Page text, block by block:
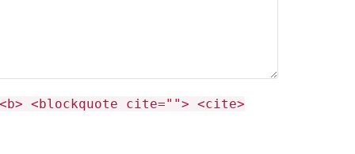
<blockquote cite=""> <cite>